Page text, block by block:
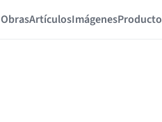
ObrasArtículosImágenes